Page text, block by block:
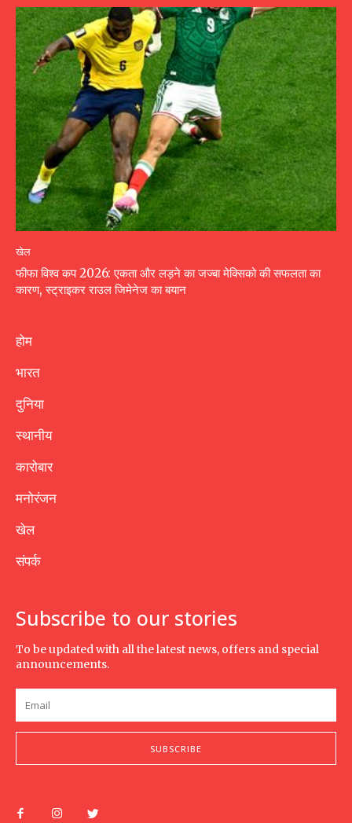
खेल
फीफा विश्व कप 2026: एकता और लड़ने का जज्बा मेक्सिको की सफलता का
कारण, स्ट्राइकर राउल जिमेनेज का बयान
होम
भारत
दुनिया
स्थानीय
कारोबार
मनोरंजन
खेल
संपर्क
Subscribe to our stories
To be updated with all the latest news, offers and special
announcements.
SUBSCRIBE